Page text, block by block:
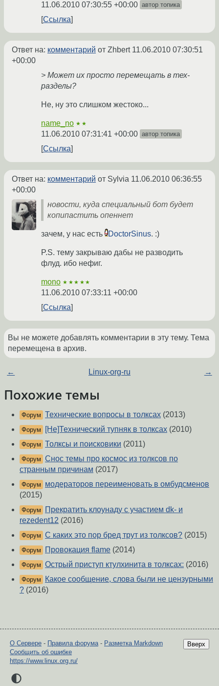
11.06.2010 07:30:55 +00:00 автор топика
Ссылка
Ответ на: комментарий от Zhbert 11.06.2010 07:30:51
+00:00
> Может их просто перемещать в тех-
разделы?
Не, ну это слишком жестоко...
name_no ★★
11.06.2010 07:31:41 +00:00 автор топика
Ссылка
Ответ на: комментарий от Sylvia 11.06.2010 06:36:55
+00:00
новости, куда специальный бот будет
копипастить опеннет
зачем, у нас есть DoctorSinus. :)
P.S. тему закрываю дабы не разводить
флуд. ибо нефиг.
mono ★★★★★
11.06.2010 07:33:11 +00:00
Ссылка
Вы не можете добавлять комментарии в эту тему. Тема
перемещена в архив.
← Linux-org-ru →
Похожие темы
Форум Технические вопросы в толксах (2013)
Форум [Не]Технический тупняк в толксах (2010)
Форум Толксы и поисковики (2011)
Форум Снос темы про космос из толксов по
странным причинам (2017)
Форум
модераторов переименовать в омбудсменов
(2015)
Форум
Прекратить клоунаду с участием dk- и
rezedent12 (2016)
Форум С каких это пор бред трут из толксов? (2015)
Форум Провокация flame (2014)
Форум Острый приступ ктулхинита в толксах: (2016)
Форум
Какое сообщение, слова были не цензурными
? (2016)
Вверх
О Сервере - Правила форума- Разметка Markdown
Сообщить об ошибке
https://www.linux.org.ru/